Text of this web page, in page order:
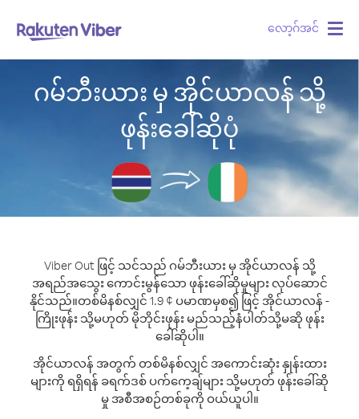
လော့ဂ်အင်
ဂမ်ဘီးယား မှ အိုင်ယာလန် သို့
ဖုန်းခေါ်ဆိုပုံ
Viber Out ဖြင့် သင်သည် ဂမ်ဘီးယား မှ အိုင်ယာလန် သို့
အရည်အသွေး ကောင်းမွန်သော ဖုန်းခေါ်ဆိုမှုများ လုပ်ဆောင်
နိုင်သည်။တစ်မိနစ်လျှင် 1.9 ¢ ပမာဏမှစ၍ ဖြင့် အိုင်ယာလန် -
ကြိုးဖုန်း သို့မဟုတ် မိုဘိုင်းဖုန်း မည်သည့်နံပါတ်သို့မဆို ဖုန်း
ခေါ်ဆိုပါ။
အိုင်ယာလန် အတွက် တစ်မိနစ်လျှင် အကောင်းဆုံး နှုန်းထား
များကို ရရှိရန် ခရက်ဒစ် ပက်ကေ့ချ်များ သို့မဟုတ် ဖုန်းခေါ်ဆို
မှု အစီအစဉ်တစ်ခုကို ဝယ်ယူပါ။